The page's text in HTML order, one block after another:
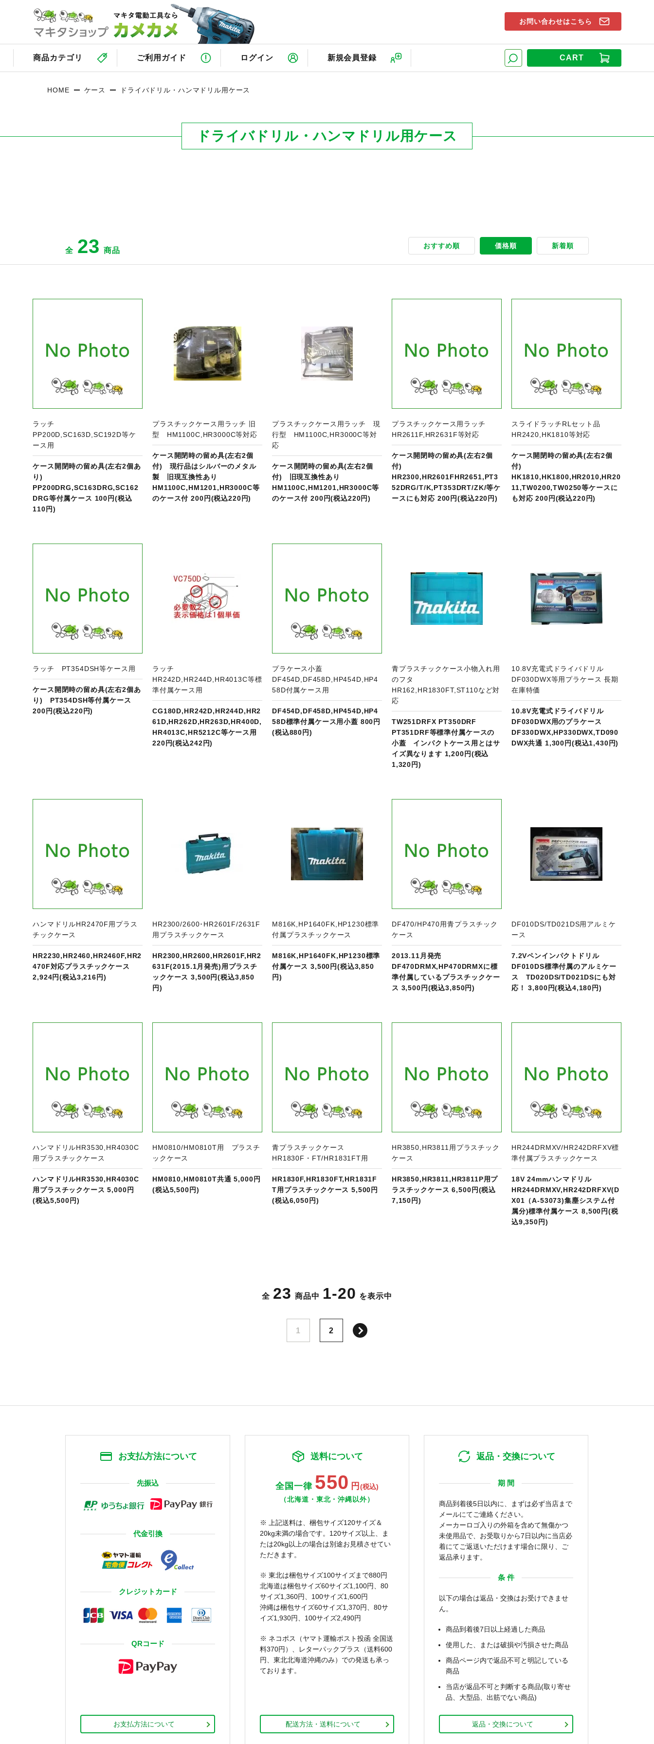
CART
商品カテゴリ ご利用ガイド ログイン 新規会員登録
お問い合わせはこちら
HOME ケース ドライバドリル・ハンマドリル用ケース
ドライバドリル・ハンマドリル用ケース
全 23 商品
おすすめ順 価格順 新着順
ラッチ
PP200D,SC163D,SC192D等ケ
ース用
ケース開閉時の留め具(左右2個あ
り)
PP200DRG,SC163DRG,SC162
DRG等付属ケース 100円(税込
110円)
プラスチックケース用ラッチ 旧
型 HM1100C,HR3000C等対応
ケース開閉時の留め具(左右2個
付) 現行品はシルバーのメタル
製 旧現互換性あり
HM1100C,HM1201,HR3000C等
のケース付 200円(税込220円)
プラスチックケース用ラッチ 現
行型 HM1100C,HR3000C等対
応
ケース開閉時の留め具(左右2個
付) 旧現互換性あり
HM1100C,HM1201,HR3000C等
のケース付 200円(税込220円)
プラスチックケース用ラッチ
HR2611F,HR2631F等対応
ケース開閉時の留め具(左右2個
付)
HR2300,HR2601FHR2651,PT3
52DRG/T/K,PT353DRT/ZK/等ケ
ースにも対応 200円(税込220円)
スライドラッチRLセット品
HR2420,HK1810等対応
ケース開閉時の留め具(左右2個
付)
HK1810,HK1800,HR2010,HR20
11,TW0200,TW0250等ケースに
も対応 200円(税込220円)
ラッチ PT354DSH等ケース用
ケース開閉時の留め具(左右2個あ
り) PT354DSH等付属ケース
200円(税込220円)
ラッチ
HR242D,HR244D,HR4013C等標
準付属ケース用
CG180D,HR242D,HR244D,HR2
61D,HR262D,HR263D,HR400D,
HR4013C,HR5212C等ケース用
220円(税込242円)
プラケース小蓋
DF454D,DF458D,HP454D,HP4
58D付属ケース用
DF454D,DF458D,HP454D,HP4
58D標準付属ケース用小蓋 800円
(税込880円)
青プラスチックケース小物入れ用
のフタ
HR162,HR1830FT,ST110など対
応
TW251DRFX PT350DRF
PT351DRF等標準付属ケースの
小蓋 インパクトケース用とはサ
イズ異なります 1,200円(税込
1,320円)
10.8V充電式ドライバドリル
DF030DWX等用プラケース 長期
在庫特価
10.8V充電式ドライバドリル
DF030DWX用のプラケース
DF330DWX,HP330DWX,TD090
DWX共通 1,300円(税込1,430円)
ハンマドリルHR2470F用プラス
チックケース
HR2230,HR2460,HR2460F,HR2
470F対応プラスチックケース
2,924円(税込3,216円)
HR2300/2600･HR2601F/2631F
用プラスチックケース
HR2300,HR2600,HR2601F,HR2
631F(2015.1月発売)用プラスチ
ックケース 3,500円(税込3,850
円)
M816K,HP1640FK,HP1230標準
付属プラスチックケース
M816K,HP1640FK,HP1230標準
付属ケース 3,500円(税込3,850
円)
DF470/HP470用青プラスチック
ケース
2013.11月発売
DF470DRMX,HP470DRMXに標
準付属しているプラスチックケー
ス 3,500円(税込3,850円)
DF010DS/TD021DS用アルミケ
ース
7.2Vペンインパクトドリル
DF010DS標準付属のアルミケー
ス TD020DS/TD021DSにも対
応！ 3,800円(税込4,180円)
ハンマドリルHR3530,HR4030C
用プラスチックケース
ハンマドリルHR3530,HR4030C
用プラスチックケース 5,000円
(税込5,500円)
HM0810/HM0810T用 プラスチ
ックケース
HM0810,HM0810T共通 5,000円
(税込5,500円)
青プラスチックケース
HR1830F・FT/HR1831FT用
HR1830F,HR1830FT,HR1831F
T用プラスチックケース 5,500円
(税込6,050円)
HR3850,HR3811用プラスチック
ケース
HR3850,HR3811,HR3811P用プ
ラスチックケース 6,500円(税込
7,150円)
HR244DRMXV/HR242DRFXV標
準付属プラスチックケース
18V 24mmハンマドリル
HR244DRMXV,HR242DRFXV(D
X01（A-53073)集塵システム付
属分)標準付属ケース 8,500円(税
込9,350円)
全 23 商品中 1-20 を表示中
1 2
お支払方法について
先振込
代金引換
クレジットカード
QRコード
お支払方法について
送料について
全国一律 550 円 (税込)
（北海道・東北・沖縄以外）
※ 上記送料は、梱包サイズ120サイズ＆
20kg未満の場合です。120サイズ以上、ま
たは20kg以上の場合は別途お見積させてい
ただきます。
※ 東北は梱包サイズ100サイズまで880円
北海道は梱包サイズ60サイズ1,100円、80
サイズ1,360円、100サイズ1,600円
沖縄は梱包サイズ60サイズ1,370円、80サ
イズ1,930円、100サイズ2,490円
※ ネコポス（ヤマト運輸ポスト投函 全国送
料370円）、レターパックプラス（送料600
円、東北北海道沖縄のみ）での発送も承っ
ております。
配送方法・送料について
返品・交換について
期 間
商品到着後5日以内に、まずは必ず当店まで
メールにてご連絡ください。
メーカーロゴ入りの外箱を含めて無傷かつ
未使用品で、お受取りから7日以内に当店必
着にてご返送いただけます場合に限り、ご
返品承ります。
条 件
以下の場合は返品・交換はお受けできませ
ん。
商品到着後7日以上経過した商品
使用した、または破損や汚損させた商品
商品ページ内で返品不可と明記している
商品
当店が返品不可と判断する商品(取り寄せ
品、大型品、出筋でない商品)
返品・交換について